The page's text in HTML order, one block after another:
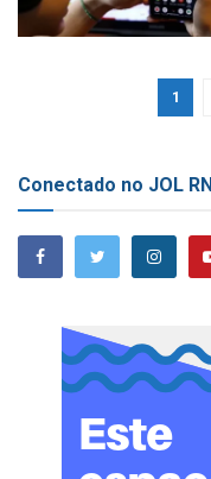
1
Conectado no JOL RN